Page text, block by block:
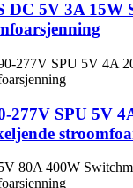
DC 5V 3A 15W
277V SPU 5V